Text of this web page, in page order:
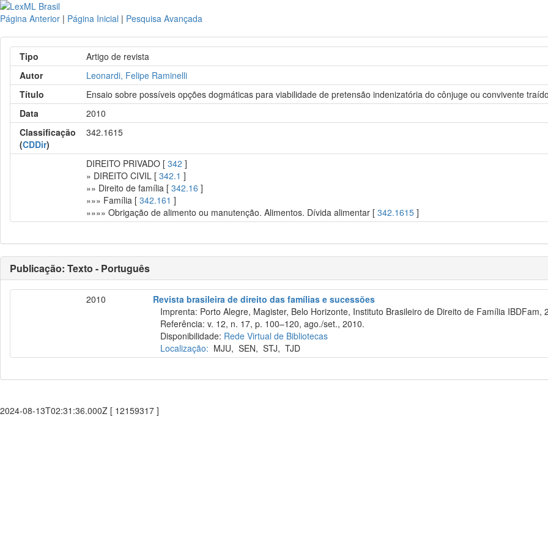
Página Anterior | Página Inicial | Pesquisa Avançada
Tipo
Artigo de revista
Autor
Leonardi, Felipe Raminelli
Título
Ensaio sobre possíveis opções dogmáticas para viabilidade de pretensão indenizatória do cônjuge ou convivente
Data
2010
Classificação
(CDDir)
342.1615
DIREITO PRIVADO [342 ]
» DIREITO CIVIL [342.1 ]
»» Direito de família [342.16 ]
»»» Família [342.161 ]
»»»» Obrigação de alimento ou manutenção. Alimentos. Dívida alimentar [342.1615 ]
Publicação: Texto - Português
2010
Revista brasileira de direito das famílias e sucessões
Imprenta: Porto Alegre, Magister, Belo Horizonte, Instituto Brasileiro de Direito de Família IBDFam,
Referência: v. 12, n. 17, p. 100–120, ago./set., 2010.
Disponibilidade: Rede Virtual de Bibliotecas
Localização: MJU,SEN,STJ,TJD
2024-08-13T02:31:36.000Z [ 12159317 ]